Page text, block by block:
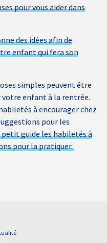
pour vous aider dans
des idées afin de
enfant qui fera son
simples peuvent être
enfant à la rentrée.
à encourager chez
pour les
petit guide les habiletés à
pour la pratiquer.